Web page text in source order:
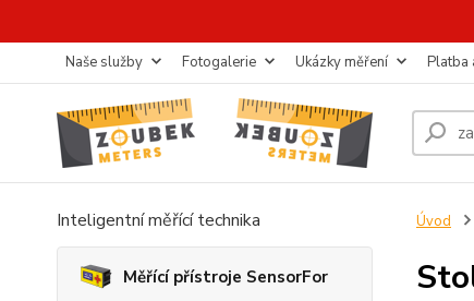
Naše služby Fotogalerie Ukázky měření Platba
Inteligentní měřící technika
Měřící přístroje SensorFor
Úvod